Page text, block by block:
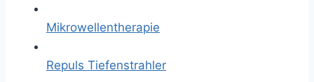
Mikrowellentherapie
Repuls Tiefenstrahler